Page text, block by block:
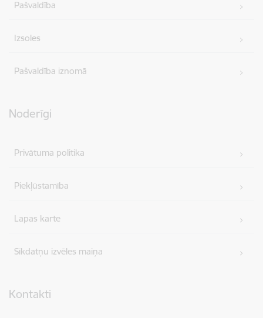
Pašvaldība
Izsoles
Pašvaldība iznomā
Noderīgi
Privātuma politika
Piekļūstamība
Lapas karte
Sīkdatņu izvēles maiņa
Kontakti